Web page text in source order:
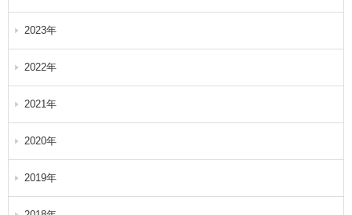
2023年
2022年
2021年
2020年
2019年